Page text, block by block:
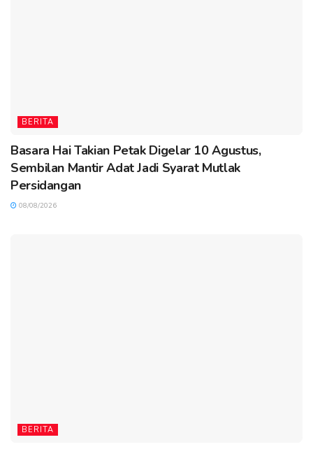
BERITA
Basara Hai Takian Petak Digelar 10 Agustus,
Sembilan Mantir Adat Jadi Syarat Mutlak
Persidangan
08/08/2026
BERITA